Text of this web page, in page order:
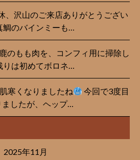
、沢山のご来店ありがとうござい
鯛のバインミーも…
のもも肉を、コンフィ用に掃除し
りは初めてボロネ…
寒くなりましたね
今回で3度目
ましたが、ヘップ…
2025年11月